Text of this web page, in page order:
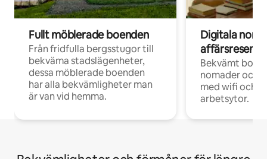
Fullt möblerade boenden
Från fridfulla bergsstugor till
bekväma stadslägenheter,
dessa möblerade boenden
har alla bekvämligheter man
är van vid hemma.
Digitala
Bekvämt
nomader och
med wifi och
arbetsytor.